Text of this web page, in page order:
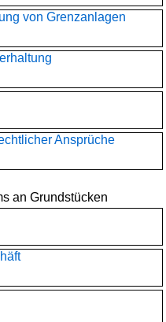
von Grenzanlagen
Ansprüche
an Grundstücken